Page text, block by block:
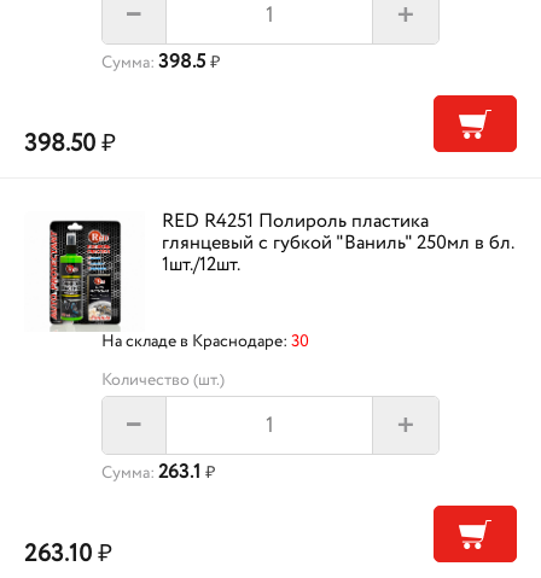
– +
Сумма: 398.5 ₽
398.50₽
RED R4251 Полироль пластика
глянцевый с губкой "Ваниль" 250мл в бл.
1шт./12шт.
На складе в Краснодаре: 30
Количество (шт.)
– +
Сумма: 263.1 ₽
263.10₽